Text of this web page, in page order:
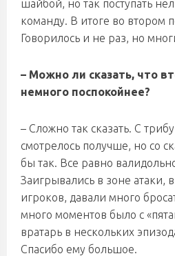
шайбой, но так поступать
команду. В итоге во втором
Говорилось и не раз, но
– Можно ли сказать, что
немного поспокойнее?
– Сложно так сказать. С
смотрелось получше, но со
бы так. Все равно
Заигрывались в зоне атаки,
игроков, давали много
много моментов было с
вратарь в нескольких
Спасибо ему большое.